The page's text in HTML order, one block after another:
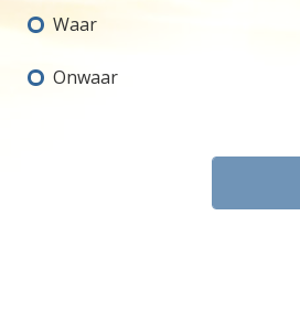
Waar
Onwaar